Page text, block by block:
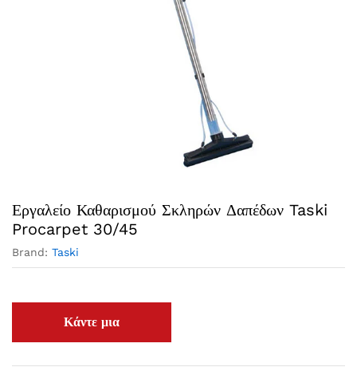
Εργαλείο Καθαρισμού Σκληρών Δαπέδων Taski
Procarpet 30/45
Brand: Taski